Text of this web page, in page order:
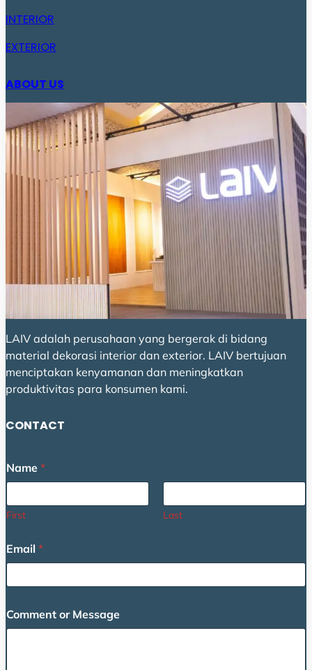
INTERIOR
EXTERIOR
ABOUT US
LAIV adalah perusahaan yang bergerak di bidang
material dekorasi interior dan exterior. LAIV bertujuan
menciptakan kenyamanan dan meningkatkan
produktivitas para konsumen kami.
CONTACT
Name *
First Last
Email *
m
a
Comment or Message